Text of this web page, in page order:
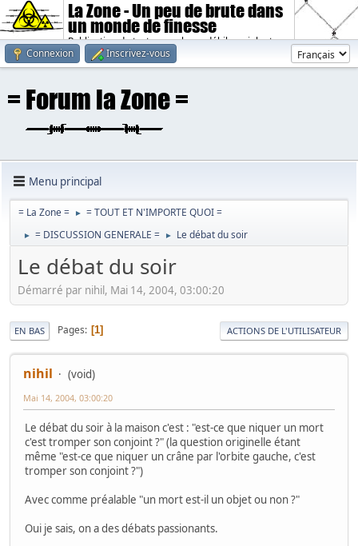
La Zone - Un peu de brute dans
un monde de finesse
Publication de textes sombres, débiles, violents.
Connexion
Inscrivez-vous
Menu principal
= La Zone = ► = TOUT ET N'IMPORTE QUOI =
► = DISCUSSION GENERALE = ► Le débat du soir
Le débat du soir
Démarré par nihil, Mai 14, 2004, 03:00:20
EN BAS Pages 1 ACTIONS DE L'UTILISATEUR
nihil (void)
Mai 14, 2004, 03:00:20
Le débat du soir à la maison c'est : "est-ce que niquer un mort
c'est tromper son conjoint ?" (la question originelle étant
même "est-ce que niquer un crâne par l'orbite gauche, c'est
tromper son conjoint ?")
Avec comme préalable "un mort est-il un objet ou non ?"
Oui je sais, on a des débats passionants.